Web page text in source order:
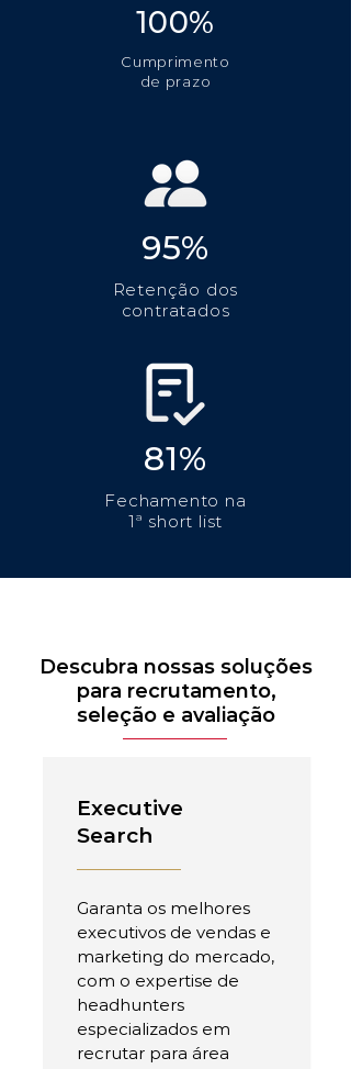
100%
Cumprimento
de prazo
95%
Retenção dos
contratados
81%
Fechamento na
1ª short list
Descubra nossas soluções
para recrutamento,
seleção e avaliação
Executive
Search
Garanta os melhores
executivos de vendas e
marketing do mercado,
com o expertise de
headhunters
especializados em
recrutar para área